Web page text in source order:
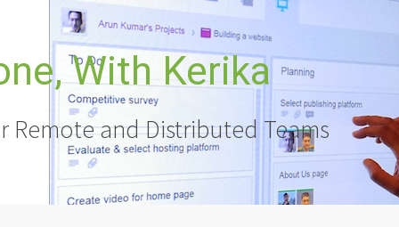
With Kerika
Remote and Distributed Teams